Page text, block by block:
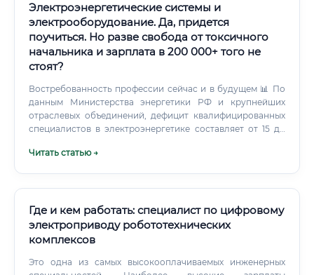
Электроэнергетические системы и
электрооборудование. Да, придется
поучиться. Но разве свобода от токсичного
начальника и зарплата в 200 000+ того не
стоят?
Востребованность профессии сейчас и в будущем 📊 По
данным Министерства энергетики РФ и крупнейших
отраслевых объединений, дефицит квалифицированных
специалистов в электроэнергетике составляет от 15 до
профессионалы находятся в состоянии постоянного
электрификация транспорта (электромобили,
электроавтобусы) Развитие возобновляемой энергетики
(ветро- и солнечные станции) Цифровизация
Строительство новых промышленных объектов и жилья
Читать статью →
Где и кем работать: специалист по цифровому
электроприводу робототехнических
комплексов
Это одна из самых высокооплачиваемых инженерных